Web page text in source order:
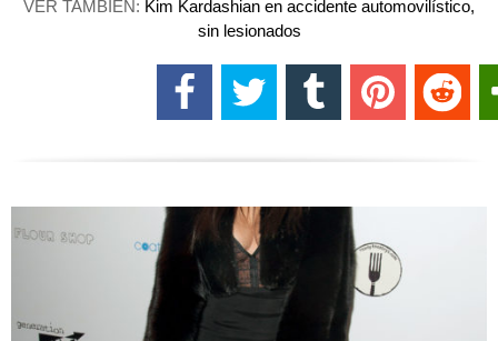
VER TAMBIÉN: Kim Kardashian en accidente automovilístico,
sin lesionados